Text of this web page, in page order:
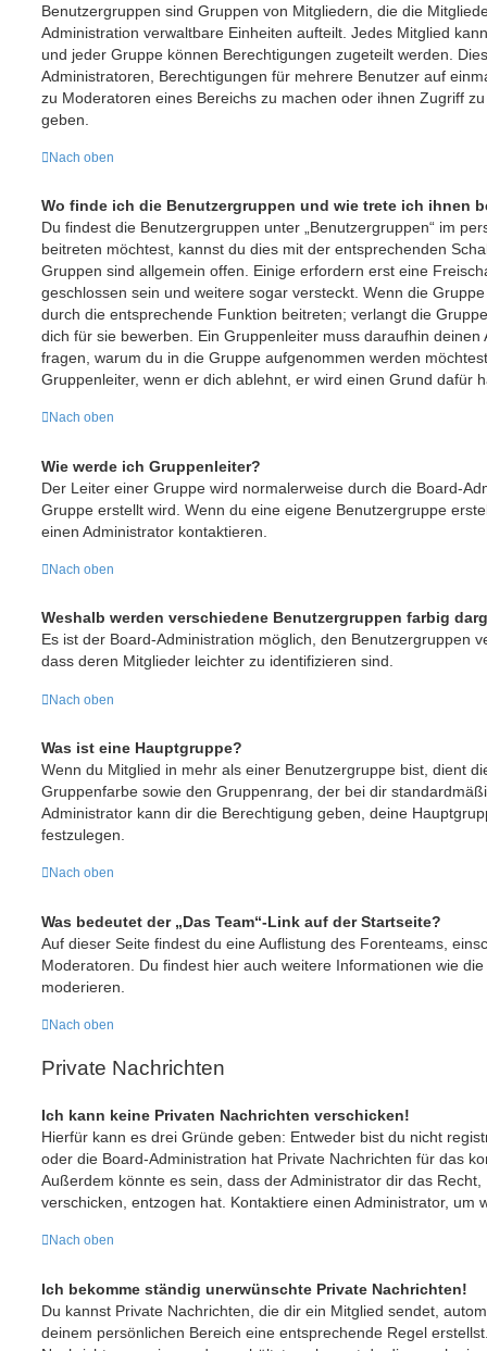
Benutzergruppen sind Gruppen von Mitgliedern, die die
Administration verwaltbare Einheiten aufteilt. Jedes Mitglied
und jeder Gruppe können Berechtigungen zugeteilt werden.
Administratoren, Berechtigungen für mehrere Benutzer auf
zu Moderatoren eines Bereichs zu machen oder ihnen Zugriff
geben.
Nach oben
Wo finde ich die Benutzergruppen und wie trete ich ihnen
Du findest die Benutzergruppen unter „Benutzergruppen“ im
beitreten möchtest, kannst du dies mit der entsprechenden
Gruppen sind allgemein offen. Einige erfordern erst eine
geschlossen sein und weitere sogar versteckt. Wenn die
durch die entsprechende Funktion beitreten; verlangt die
dich für sie bewerben. Ein Gruppenleiter muss daraufhin
fragen, warum du in die Gruppe aufgenommen werden
Gruppenleiter, wenn er dich ablehnt, er wird einen Grund dafür
Nach oben
Wie werde ich Gruppenleiter?
Der Leiter einer Gruppe wird normalerweise durch die Board-
Gruppe erstellt wird. Wenn du eine eigene Benutzergruppe
einen Administrator kontaktieren.
Nach oben
Weshalb werden verschiedene Benutzergruppen farbig
Es ist der Board-Administration möglich, den Benutzergruppen
dass deren Mitglieder leichter zu identifizieren sind.
Nach oben
Was ist eine Hauptgruppe?
Wenn du Mitglied in mehr als einer Benutzergruppe bist, dient
Gruppenfarbe sowie den Gruppenrang, der bei dir
Administrator kann dir die Berechtigung geben, deine
festzulegen.
Nach oben
Was bedeutet der „Das Team“-Link auf der Startseite?
Auf dieser Seite findest du eine Auflistung des Forenteams,
Moderatoren. Du findest hier auch weitere Informationen wie
moderieren.
Nach oben
Private Nachrichten
Ich kann keine Privaten Nachrichten verschicken!
Hierfür kann es drei Gründe geben: Entweder bist du nicht
oder die Board-Administration hat Private Nachrichten für das
Außerdem könnte es sein, dass der Administrator dir das
verschicken, entzogen hat. Kontaktiere einen Administrator, um
Nach oben
Ich bekomme ständig unerwünschte Private Nachrichten!
Du kannst Private Nachrichten, die dir ein Mitglied sendet,
deinem persönlichen Bereich eine entsprechende Regel